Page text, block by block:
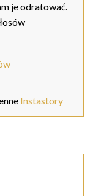
je odratować.
Instastory